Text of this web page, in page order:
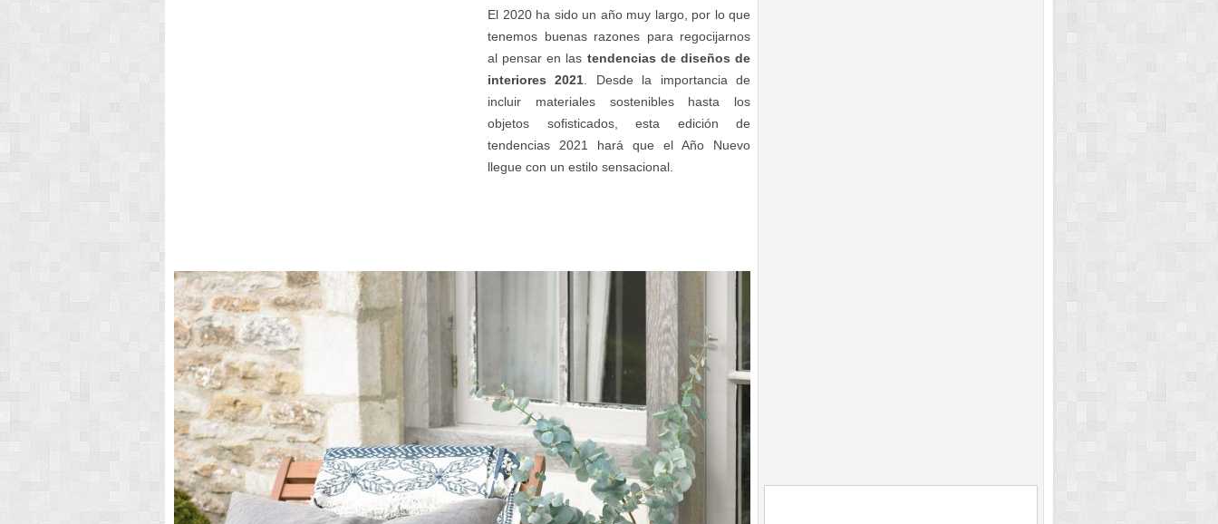
El 2020 ha sido un año muy largo, por lo que
tenemos buenas razones para regocijarnos
al pensar en las tendencias de diseños de
interiores 2021 . Desde la importancia de
incluir materiales sostenibles hasta los
objetos sofisticados, esta edición de
tendencias 2021 hará que el Año Nuevo
llegue con un estilo sensacional.